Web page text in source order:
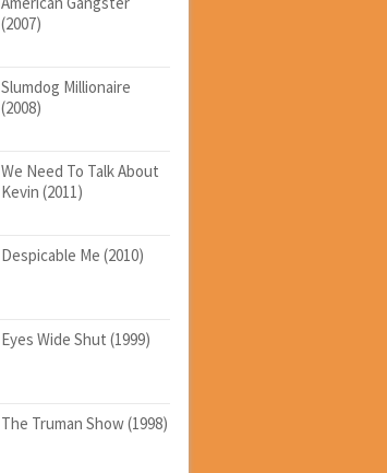
(2007)
Slumdog Millionaire
(2008)
We Need To Talk About
Kevin (2011)
Despicable Me (2010)
Eyes Wide Shut (1999)
The Truman Show (1998)